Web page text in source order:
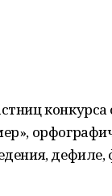
дефиле,